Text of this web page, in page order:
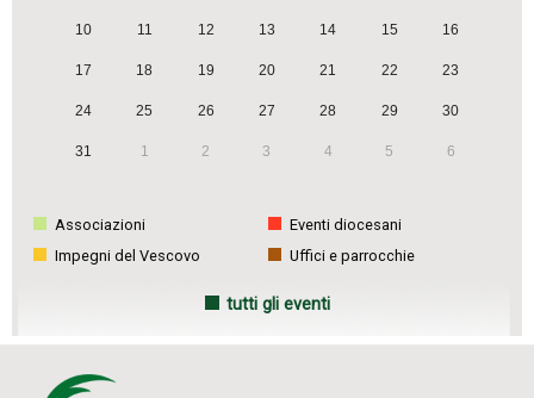
10 11 12 13 14 15 16
17 18 19 20 21 22 23
24 25 26 27 28 29 30
31 1 2 3 4 5 6
Associazioni
Eventi diocesani
Impegni del Vescovo
Uffici e parrocchie
tutti gli eventi